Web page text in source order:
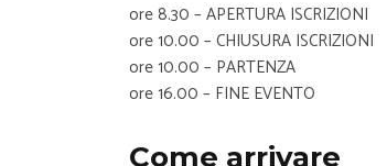
ore 8.30 – APERTURA ISCRIZIONI
ore 10.00 – CHIUSURA ISCRIZIONI
ore 10.00 – PARTENZA
ore 16.00 – FINE EVENTO
Come arrivare